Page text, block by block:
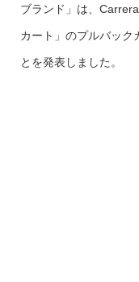
ブランド」は、
カート」のプルバック
とを発表しました。